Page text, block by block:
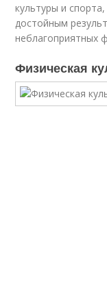
культуры и
достойным
неблагоприятных
Физическая